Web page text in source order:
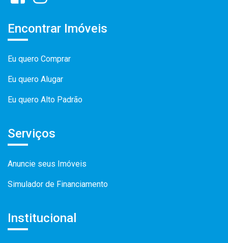
Encontrar Imóveis
Eu quero Comprar
Eu quero Alugar
Eu quero Alto Padrão
Serviços
Anuncie seus Imóveis
Simulador de Financiamento
Institucional